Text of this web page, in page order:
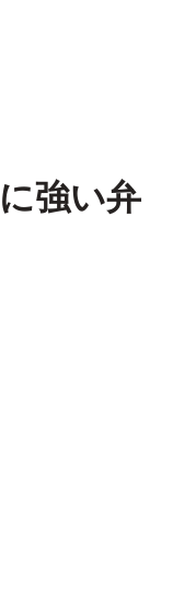
に強い弁